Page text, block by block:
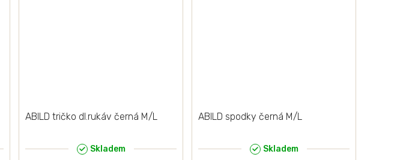
ABILD tričko dl.rukáv černá M/L
Skladem
ABILD spodky černá M/L
Skladem